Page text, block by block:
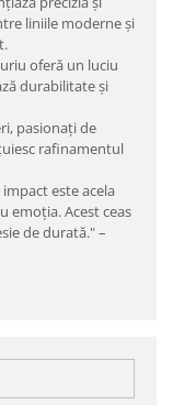
liniile moderne și
oferă un luciu
durabilitate și
pasionați de
rafinamentul
este acela
emoția. Acest ceas
de durată." –